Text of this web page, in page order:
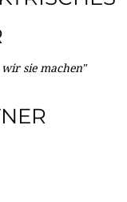
sie machen"